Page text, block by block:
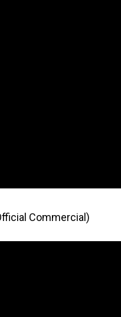
Commercial)